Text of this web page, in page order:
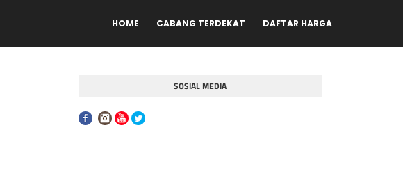
HOME CABANG TERDEKAT DAFTAR HARGA
SOSIAL MEDIA